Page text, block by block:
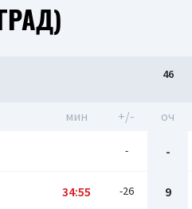
46
мин +/- оч
- -
34:55 -26 9